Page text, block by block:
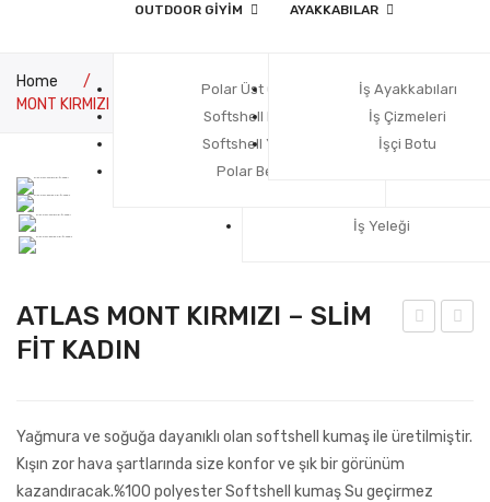
İş Pantolonları
Reflektörlü İş Yeleği
Safemod T-shirt Sweatshirt
İş Yeleği
El Koruyucu Eldivenler
Baş Koruyucular
Göz koruyucular
OUTDOOR GIYIM
Polar Üst Giyim
Softshell Mont
Softshell Yelek
Polar Bere
AYAKKABILAR
İş Ayakkabıları
İş Çizmeleri
İşçi Botu
Home / Outdoor Giyim / Softshell Mont /
ATLAS
MONT KIRMIZI – SLİM FİT KADIN
SLİM
ATLAS MONT KIRMIZI – SLİM
FİT KADIN
Yağmura ve soğuğa dayanıklı olan softshell kumaş ile üretilmiştir.
Kışın zor hava şartlarında size konfor ve şık bir görünüm
kazandıracak.%100 polyester Softshell kumaş Su geçirmez